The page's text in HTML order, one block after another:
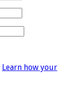
Learn how your